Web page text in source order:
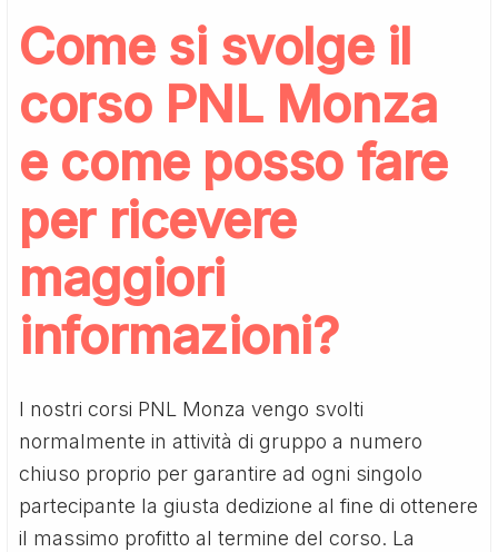
Come si svolge il
corso PNL Monza
e come posso fare
per ricevere
maggiori
informazioni?
I nostri corsi PNL Monza vengo svolti
normalmente in attività di gruppo a numero
chiuso proprio per garantire ad ogni singolo
partecipante la giusta dedizione al fine di ottenere
il massimo profitto al termine del corso. La